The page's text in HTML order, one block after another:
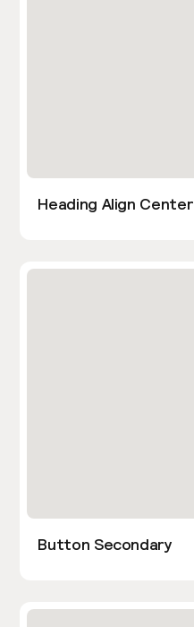
Heading Align Center
Button Secondary